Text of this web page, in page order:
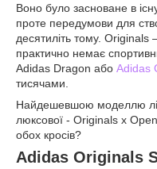
Воно було засноване в
проте передумови для
десятиліть тому. Originals
практично немає
Adidas Dragon або Adidas
тисячами.
Найдешевшою моделлю
люксової - Originals x
обох кросів?
Adidas Originals